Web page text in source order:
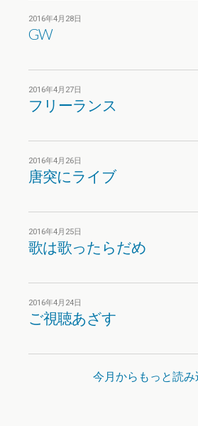
2016年4月28日
GW
2016年4月27日
フリーランス
2016年4月26日
唐突にライブ
2016年4月25日
歌は歌ったらだめ
2016年4月24日
ご視聴あざす
今月からもっと読み